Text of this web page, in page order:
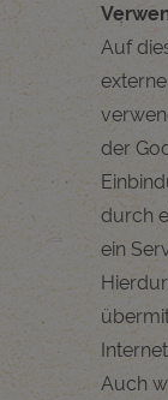
Auf
der
durch
ein
Auch